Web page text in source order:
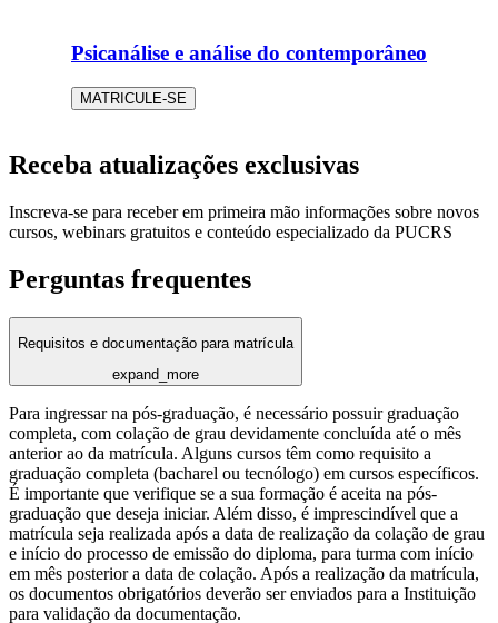
Psicanálise e análise do contemporâneo
MATRICULE-SE
Receba atualizações exclusivas
Inscreva-se para receber em primeira mão informações sobre novos
cursos, webinars gratuitos e conteúdo especializado da PUCRS
Perguntas frequentes
Requisitos e documentação para matrícula
expand_more
Para ingressar na pós-graduação, é necessário possuir graduação
completa, com colação de grau devidamente concluída até o mês
anterior ao da matrícula. Alguns cursos têm como requisito a
graduação completa (bacharel ou tecnólogo) em cursos específicos.
É importante que verifique se a sua formação é aceita na pós-
graduação que deseja iniciar. Além disso, é imprescindível que a
matrícula seja realizada após a data de realização da colação de grau
e início do processo de emissão do diploma, para turma com início
em mês posterior a data de colação. Após a realização da matrícula,
os documentos obrigatórios deverão ser enviados para a Instituição
para validação da documentação.